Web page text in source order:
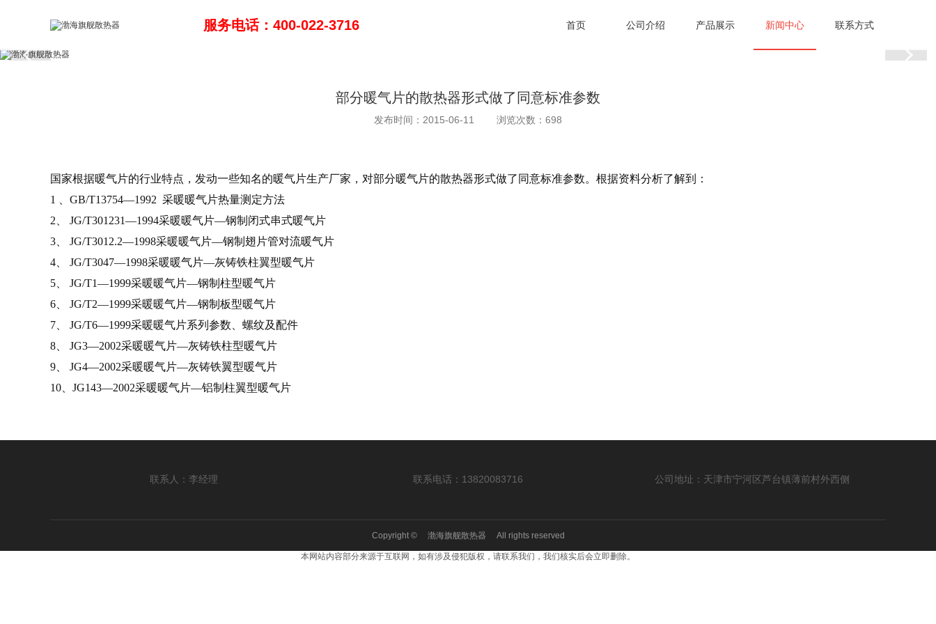
服务电话：400-022-3716 首页 公司介绍 产品展示 新闻中心 联系方式
部分暖气片的散热器形式做了同意标准参数
发布时间：2015-06-11 浏览次数：698
国家根据暖气片的行业特点，发动一些知名的暖气片生产厂家，对部分暖气片的散热器形式做了同意标准参数。根据资料分析了解到：
1 、GB/T13754—1992 采暖暖气片热量测定方法
2、 JG/T301231—1994采暖暖气片—钢制闭式串式暖气片
3、 JG/T3012.2—1998采暖暖气片—钢制翅片管对流暖气片
4、 JG/T3047—1998采暖暖气片—灰铸铁柱翼型暖气片
5、 JG/T1—1999采暖暖气片—钢制柱型暖气片
6、 JG/T2—1999采暖暖气片—钢制板型暖气片
7、 JG/T6—1999采暖暖气片系列参数、螺纹及配件
8、 JG3—2002采暖暖气片—灰铸铁柱型暖气片
9、 JG4—2002采暖暖气片—灰铸铁翼型暖气片
10、JG143—2002采暖暖气片—铝制柱翼型暖气片
联系人：李经理 联系电话：13820083716 公司地址：天津市宁河区芦台镇薄前村外西侧
Copyright © 渤海旗舰散热器 All rights reserved
本网站内容部分来源于互联网，如有涉及侵犯版权，请联系我们，我们核实后会立即删除。